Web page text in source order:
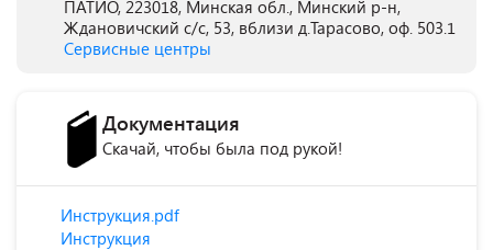
ПАТИО, 223018, Минская обл., Минский р-н,
Ждановичский с/с, 53, вблизи д.Тарасово, оф. 503.1
Сервисные центры
Документация
Скачай, чтобы была под рукой!
Инструкция.pdf
Инструкция